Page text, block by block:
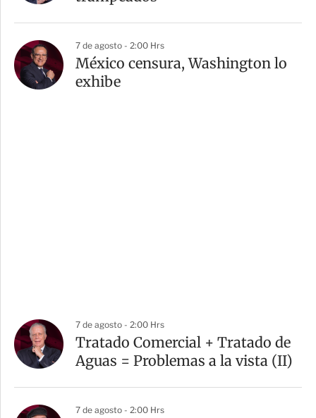
7 de agosto - 2:00 Hrs
México censura, Washington lo
exhibe
7 de agosto - 2:00 Hrs
Tratado Comercial + Tratado de
Aguas = Problemas a la vista (II)
7 de agosto - 2:00 Hrs